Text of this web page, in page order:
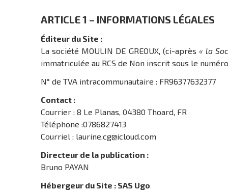
ARTICLE 1 – INFORMATIONS LÉGALES
Éditeur du Site :
La société MOULIN DE GREOUX, (ci-après « la
immatriculée au RCS de Non inscrit sous le
N° de TVA intracommunautaire : FR96377632377
Contact :
Courrier : 8 Le Planas, 04380 Thoard, FR
Téléphone :0786827413
Courriel : laurine.cg@icloud.com
Directeur de la publication :
Bruno PAYAN
Hébergeur du Site : SAS Ugo